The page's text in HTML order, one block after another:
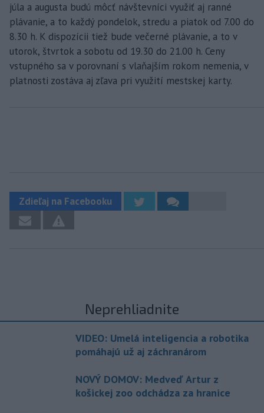
júla a augusta budú môcť návštevníci využiť aj ranné
plávanie, a to každý pondelok, stredu a piatok od 7.00 do
8.30 h. K dispozícii tiež bude večerné plávanie, a to v
utorok, štvrtok a sobotu od 19.30 do 21.00 h. Ceny
vstupného sa v porovnaní s vlaňajším rokom nemenia, v
platnosti zostáva aj zľava pri využití mestskej karty.
Zdieľaj na Facebooku
Neprehliadnite
VIDEO: Umelá inteligencia a robotika
pomáhajú už aj záchranárom
NOVÝ DOMOV: Medveď Artur z
košickej zoo odchádza za hranice